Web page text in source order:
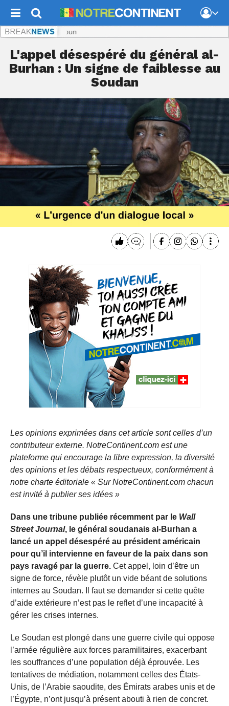
L'appel désespéré du général al-
Burhan : Un signe de faiblesse au
Soudan
Les opinions exprimées dans cet article sont celles d’un
contributeur externe. NotreContinent.com est une
plateforme qui encourage la libre expression, la diversité
des opinions et les débats respectueux, conformément à
notre charte éditoriale « Sur NotreContinent.com chacun
est invité à publier ses idées »
Dans une tribune publiée récemment par le Wall
Street Journal, le général soudanais al-Burhan a
lancé un appel désespéré au président américain
pour qu’il intervienne en faveur de la paix dans son
pays ravagé par la guerre. Cet appel, loin d’être un
signe de force, révèle plutôt un vide béant de solutions
internes au Soudan. Il faut se demander si cette quête
d’aide extérieure n’est pas le reflet d’une incapacité à
gérer les crises internes.
Le Soudan est plongé dans une guerre civile qui oppose
l’armée régulière aux forces paramilitaires, exacerbant
les souffrances d’une population déjà éprouvée. Les
tentatives de médiation, notamment celles des États-
Unis, de l’Arabie saoudite, des Émirats arabes unis et de
l’Égypte, n’ont jusqu’à présent abouti à rien de concret.